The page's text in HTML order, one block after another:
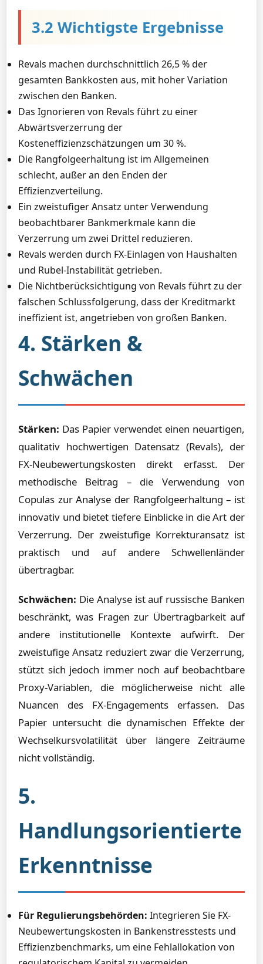
3.2 Wichtigste Ergebnisse
Revals machen durchschnittlich 26,5 % der
gesamten Bankkosten aus, mit hoher Variation
zwischen den Banken.
Das Ignorieren von Revals führt zu einer
Abwärtsverzerrung der
Kosteneffizienzschätzungen um 30 %.
Die Rangfolgeerhaltung ist im Allgemeinen
schlecht, außer an den Enden der
Effizienzverteilung.
Ein zweistufiger Ansatz unter Verwendung
beobachtbarer Bankmerkmale kann die
Verzerrung um zwei Drittel reduzieren.
Revals werden durch FX-Einlagen von Haushalten
und Rubel-Instabilität getrieben.
Die Nichtberücksichtigung von Revals führt zu der
falschen Schlussfolgerung, dass der Kreditmarkt
ineffizient ist, angetrieben von großen Banken.
4. Stärken &
Schwächen
Stärken: Das Papier verwendet einen neuartigen,
qualitativ hochwertigen Datensatz (Revals), der
FX-Neubewertungskosten direkt erfasst. Der
methodische Beitrag – die Verwendung von
Copulas zur Analyse der Rangfolgeerhaltung – ist
innovativ und bietet tiefere Einblicke in die Art der
Verzerrung. Der zweistufige Korrekturansatz ist
praktisch und auf andere Schwellenländer
übertragbar.
Schwächen: Die Analyse ist auf russische Banken
beschränkt, was Fragen zur Übertragbarkeit auf
andere institutionelle Kontexte aufwirft. Der
zweistufige Ansatz reduziert zwar die Verzerrung,
stützt sich jedoch immer noch auf beobachtbare
Proxy-Variablen, die möglicherweise nicht alle
Nuancen des FX-Engagements erfassen. Das
Papier untersucht die dynamischen Effekte der
Wechselkursvolatilität über längere Zeiträume
nicht vollständig.
5.
Handlungsorientierte
Erkenntnisse
Für Regulierungsbehörden: Integrieren Sie FX-
Neubewertungskosten in Bankenstresstests und
Effizienzbenchmarks, um eine Fehlallokation von